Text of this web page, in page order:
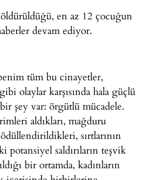
öldürüldüğü, en az 12 çocuğun
devam ediyor.
tüm bu cinayetler,
olaylar karşısında hala güçlü
şey var: örgütlü mücadele.
aldıkları, mağduru
ödüllendirildikleri, sırtlarının
potansiyel saldırıların teşvik
bir ortamda, kadınların